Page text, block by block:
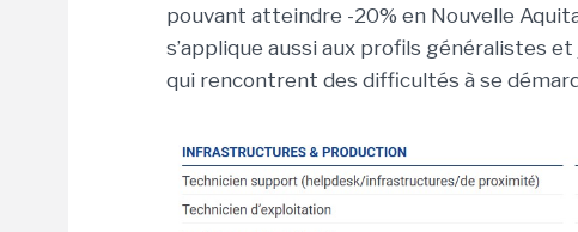
pouvant atteindre -20% en Nouvelle
s’applique aussi aux profils généralistes
qui rencontrent des difficultés à se